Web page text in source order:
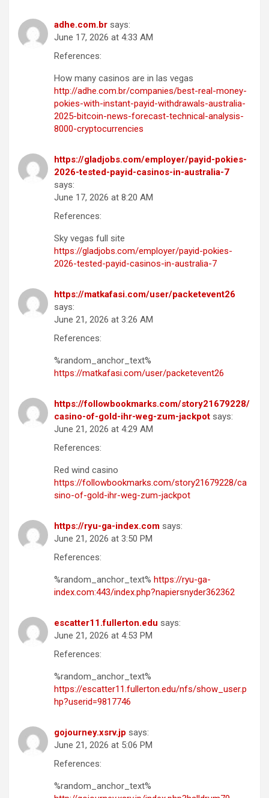
adhe.com.br says:
June 17, 2026 at 4:33 AM
References:
How many casinos are in las vegas
http://adhe.com.br/companies/best-real-money-
pokies-with-instant-payid-withdrawals-australia-
2025-bitcoin-news-forecast-technical-analysis-
8000-cryptocurrencies
https://gladjobs.com/employer/payid-pokies-
2026-tested-payid-casinos-in-australia-7
says:
June 17, 2026 at 8:20 AM
References:
Sky vegas full site
https://gladjobs.com/employer/payid-pokies-
2026-tested-payid-casinos-in-australia-7
https://matkafasi.com/user/packetevent26
says:
June 21, 2026 at 3:26 AM
References:
%random_anchor_text%
https://matkafasi.com/user/packetevent26
https://followbookmarks.com/story21679228/
casino-of-gold-ihr-weg-zum-jackpot says:
June 21, 2026 at 4:29 AM
References:
Red wind casino
https://followbookmarks.com/story21679228/ca
sino-of-gold-ihr-weg-zum-jackpot
https://ryu-ga-index.com says:
June 21, 2026 at 3:50 PM
References:
%random_anchor_text% https://ryu-ga-
index.com:443/index.php?napiersnyder362362
escatter11.fullerton.edu says:
June 21, 2026 at 4:53 PM
References:
%random_anchor_text%
https://escatter11.fullerton.edu/nfs/show_user.p
hp?userid=9817746
gojourney.xsrv.jp says:
June 21, 2026 at 5:06 PM
References:
%random_anchor_text%